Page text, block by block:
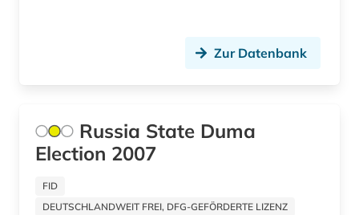
management (1)
marktdaten (1)
Zur Datenbank
Russia State Duma
Election 2007
FID
DEUTSCHLANDWEIT FREI, DFG-GEFÖRDERTE LIZENZ